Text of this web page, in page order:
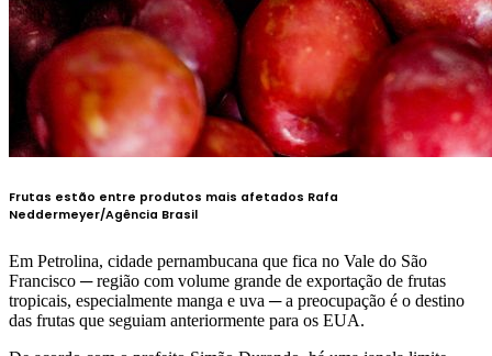
Frutas estão entre produtos mais afetados Rafa
Neddermeyer/Agência Brasil
Em Petrolina, cidade pernambucana que fica no Vale do São
Francisco ─ região com volume grande de exportação de frutas
tropicais, especialmente manga e uva ─ a preocupação é o destino
das frutas que seguiam anteriormente para os EUA.